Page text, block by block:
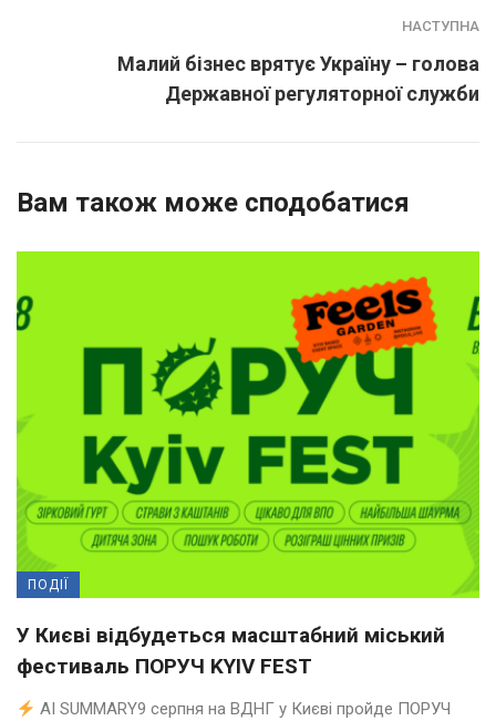
НАСТУПНА
Малий бізнес врятує Україну – голова
Державної регуляторної служби
Вам також може сподобатися
ПОДІЇ
У Києві відбудеться масштабний міський
фестиваль ПОРУЧ KYIV FEST
AI SUMMARY9 серпня на ВДНГ у Києві пройде ПОРУЧ